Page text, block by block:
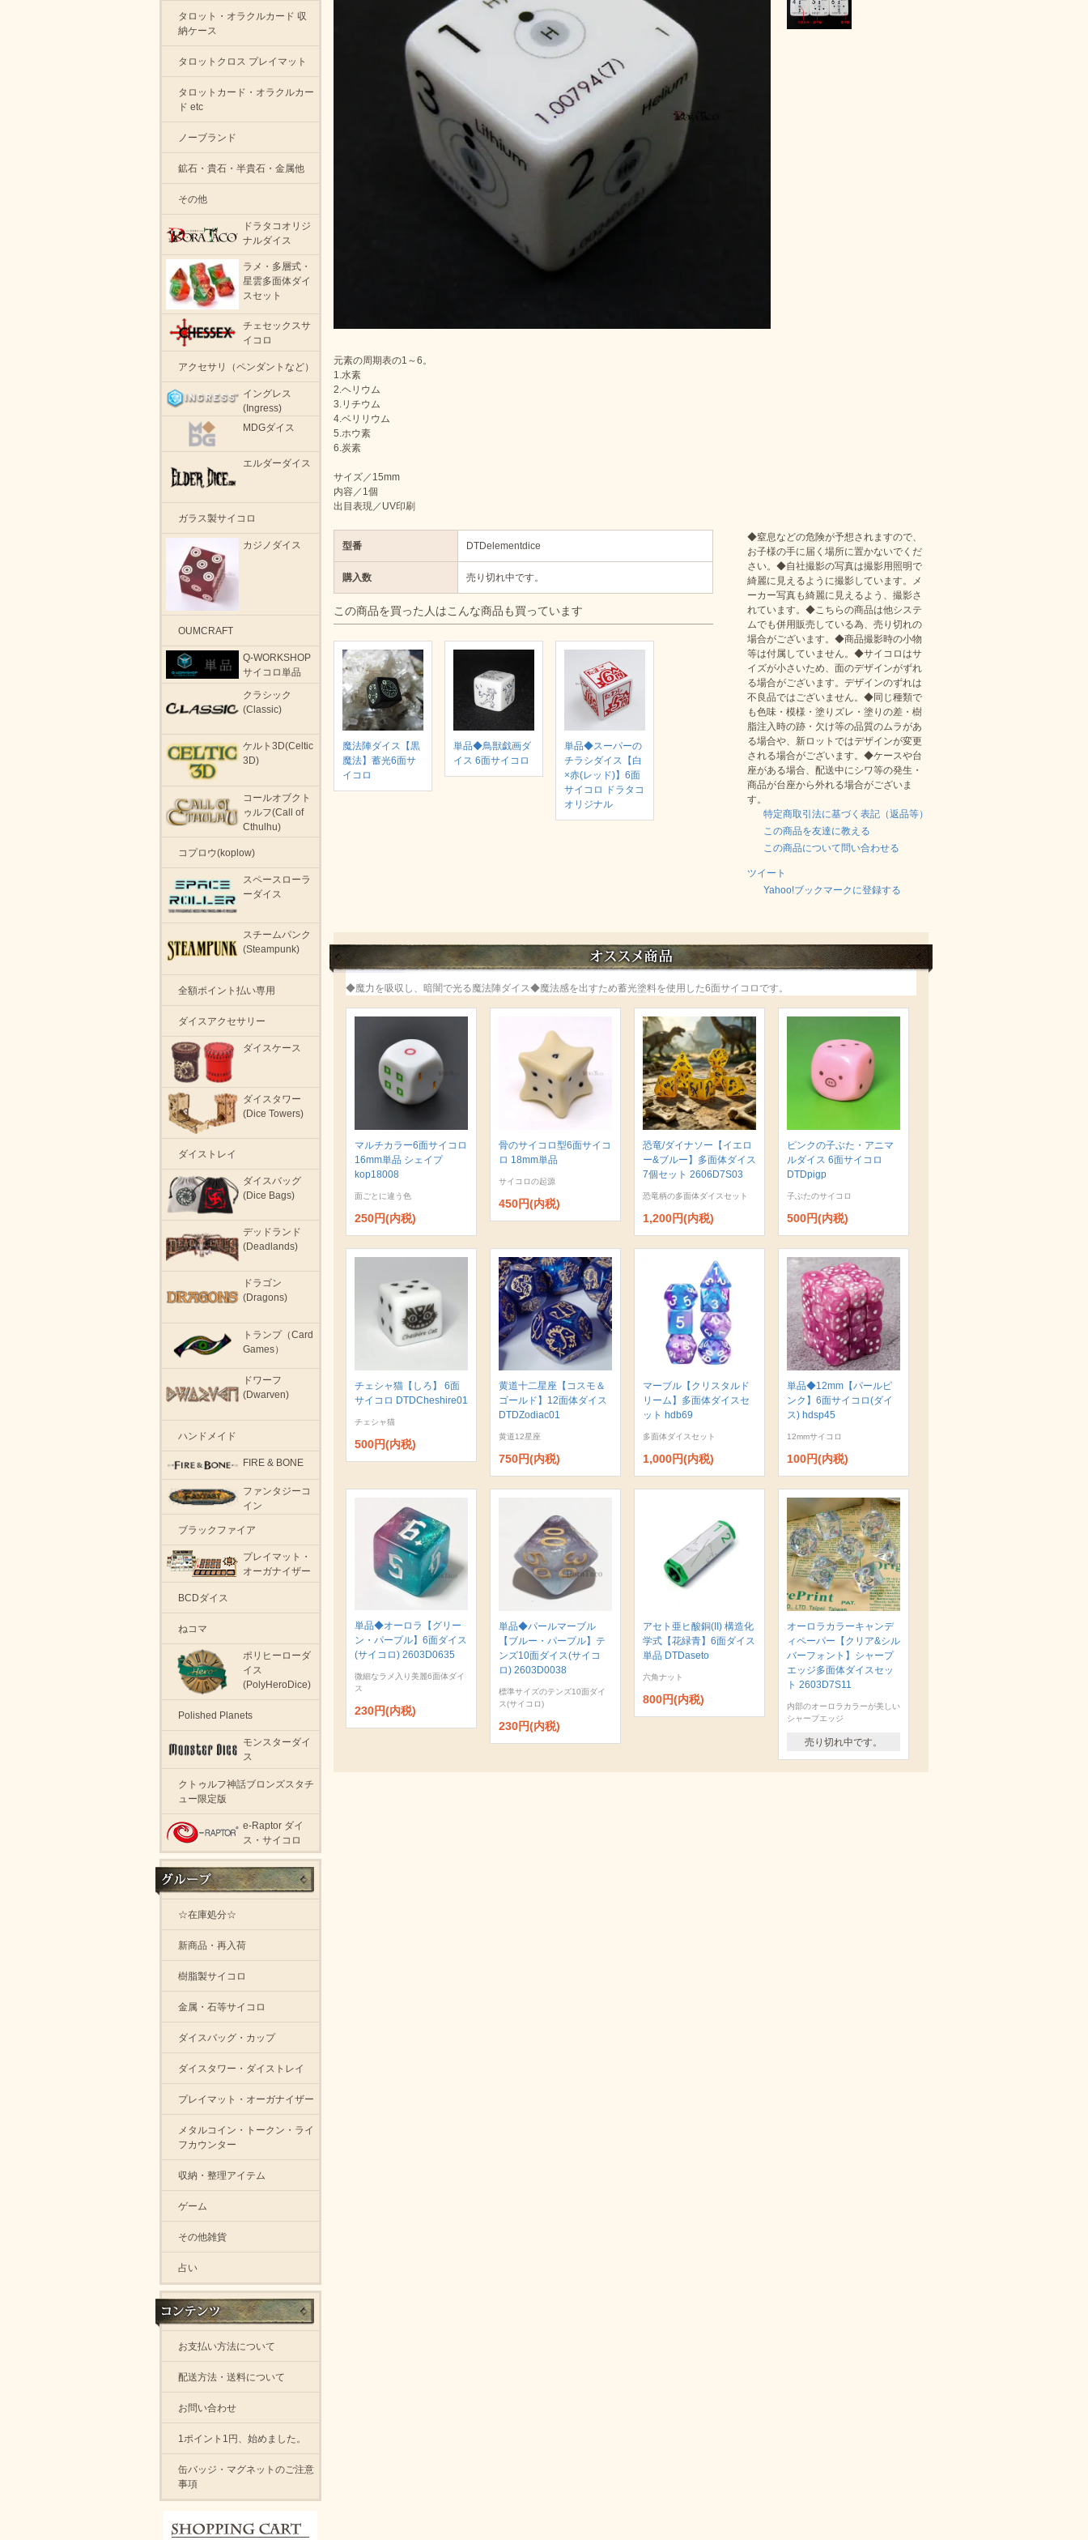
元素の周期表の1～6。
1.水素
2.ヘリウム
3.リチウム
4.ベリリウム
5.ホウ素
6.炭素
サイズ／15mm
内容／1個
出目表現／UV印刷
型番 DTDelementdice
購入数 売り切れ中です。
この商品を買った人はこんな商品も買っています
魔法陣ダイス【黒
魔法】蓄光6面サ
イコロ
単品◆鳥獣戯画ダ
イス 6面サイコロ
単品◆スーパーの
チラシダイス【白
×赤(レッド)】6面
サイコロ ドラタコ
オリジナル
◆窒息などの危険が予想されますので、
お子様の手に届く場所に置かないでくだ
さい。◆自社撮影の写真は撮影用照明で
綺麗に見えるように撮影しています。メ
ーカー写真も綺麗に見えるよう、撮影さ
れています。◆こちらの商品は他システ
ムでも併用販売している為、売り切れの
場合がございます。◆商品撮影時の小物
等は付属していません。◆サイコロはサ
イズが小さいため、面のデザインがずれ
る場合がございます。デザインのずれは
不良品ではございません。◆同じ種類で
も色味・模様・塗りズレ・塗りの差・樹
脂注入時の跡・欠け等の品質のムラがあ
る場合や、新ロットではデザインが変更
される場合がございます。◆ケースや台
座がある場合、配送中にシワ等の発生・
商品が台座から外れる場合がございま
す。
特定商取引法に基づく表記（返品等）
この商品を友達に教える
この商品について問い合わせる
ツイート
Yahoo!ブックマークに登録する
◆魔力を吸収し、暗闇で光る魔法陣ダイス◆魔法感を出すため蓄光塗料を使用した6面サイコロです。
マルチカラー6面サイコロ
16mm単品 シェイプ
kop18008
面ごとに違う色
250円(内税)
骨のサイコロ型6面サイコ
ロ 18mm単品
サイコロの起源
450円(内税)
恐竜/ダイナソー【イエロ
ー&ブルー】多面体ダイス
7個セット 2606D7S03
恐竜柄の多面体ダイスセット
1,200円(内税)
ピンクの子ぶた・アニマ
ルダイス 6面サイコロ
DTDpigp
子ぶたのサイコロ
500円(内税)
チェシャ猫【しろ】 6面
サイコロ DTDCheshire01
チェシャ猫
500円(内税)
黄道十二星座【コスモ＆
ゴールド】12面体ダイス
DTDZodiac01
黄道12星座
750円(内税)
マーブル【クリスタルド
リーム】多面体ダイスセ
ット hdb69
多面体ダイスセット
1,000円(内税)
単品◆12mm【パールピ
ンク】6面サイコロ(ダイ
ス) hdsp45
12mmサイコロ
100円(内税)
単品◆オーロラ【グリー
ン・パープル】6面ダイス
(サイコロ) 2603D0635
微細なラメ入り美麗6面体ダイ
ス
230円(内税)
単品◆パールマーブル
【ブルー・パープル】テ
ンズ10面ダイス(サイコ
ロ) 2603D0038
標準サイズのテンズ10面ダイ
ス(サイコロ)
230円(内税)
アセト亜ヒ酸銅(II) 構造化
学式【花緑青】6面ダイス
単品 DTDaseto
六角ナット
800円(内税)
オーロラカラーキャンデ
ィペーパー【クリア&シル
バーフォント】シャープ
エッジ多面体ダイスセッ
ト 2603D7S11
内部のオーロラカラーが美しい
シャープエッジ
売り切れ中です。
タロット・オラクルカード 収
納ケース
タロットクロス プレイマット
タロットカード・オラクルカー
ド etc
ノーブランド
鉱石・貴石・半貴石・金属他
その他
ドラタコオリジ
ナルダイス
ラメ・多層式・
星雲多面体ダイ
スセット
チェセックスサ
イコロ
アクセサリ（ペンダントなど）
イングレス
(Ingress)
MDGダイス
エルダーダイス
ガラス製サイコロ
カジノダイス
OUMCRAFT
Q-WORKSHOP
サイコロ単品
クラシック
(Classic)
ケルト3D(Celtic
3D)
コールオブクト
ゥルフ(Call of
Cthulhu)
コプロウ(koplow)
スペースローラ
ーダイス
スチームパンク
(Steampunk)
全額ポイント払い専用
ダイスアクセサリー
ダイスケース
ダイスタワー
(Dice Towers)
ダイストレイ
ダイスバッグ
(Dice Bags)
デッドランド
(Deadlands)
ドラゴン
(Dragons)
トランプ（Card
Games）
ドワーフ
(Dwarven)
ハンドメイド
FIRE & BONE
ファンタジーコ
イン
ブラックファイア
プレイマット・
オーガナイザー
BCDダイス
ねコマ
ポリヒーローダ
イス
(PolyHeroDice)
Polished Planets
モンスターダイ
ス
クトゥルフ神話ブロンズスタチ
ュー限定版
e-Raptor ダイ
ス・サイコロ
☆在庫処分☆
新商品・再入荷
樹脂製サイコロ
金属・石等サイコロ
ダイスバッグ・カップ
ダイスタワー・ダイストレイ
プレイマット・オーガナイザー
メタルコイン・トークン・ライ
フカウンター
収納・整理アイテム
ゲーム
その他雑貨
占い
お支払い方法について
配送方法・送料について
お問い合わせ
1ポイント1円、始めました。
缶バッジ・マグネットのご注意
事項